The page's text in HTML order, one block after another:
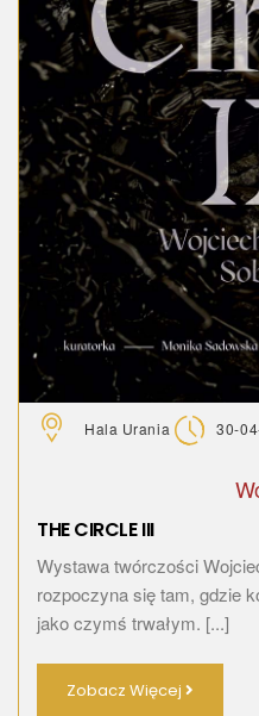
Hala Urania 30-
THE CIRCLE III
Wystawa twórczości
rozpoczyna się tam, gdzie
jako czymś trwałym. [...]
Zobacz Więcej